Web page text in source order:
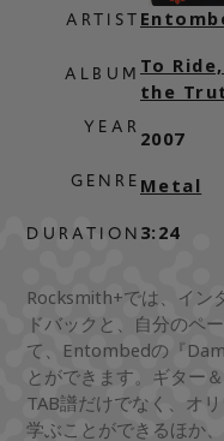
ARTIST
ALBUM
YEAR
GENRE
DURATION
To
the
2007
Metal
3:24
Rocksmith+では、イン
ドバックと、自分のペ
て、Entombedの『
とができます。ギター
TAB譜だけでなく、オ
学ぶことができるほか